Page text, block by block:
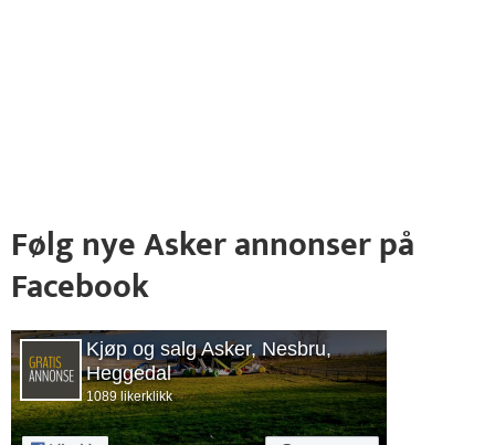
Følg nye Asker annonser på
Facebook
Kjøp og salg Asker, Nesbru,
Heggedal
1089 likerklikk